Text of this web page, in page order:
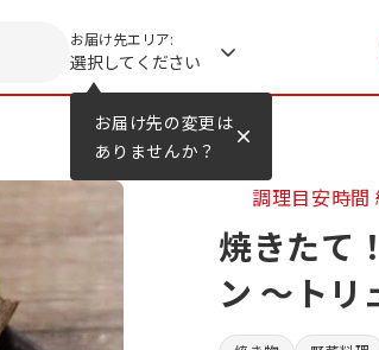
お届け先の変更は
ありませんか？
お届け先エリア:
選択してください
調理目安時間
焼きたて
ン ～トリ